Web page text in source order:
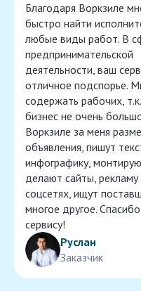
Благодаря Воркзиле
быстро найти
любые виды работ. В
предпринимательской
деятельности, ваш
отличное подспорье.
содержать рабочих,
бизнес не очень
Воркзиле за меня
объявления, пишут
инфографику,
делают сайты, рекламу
соцсетях, ищут
многое другое.
сервису!
Руслан
Заказчик